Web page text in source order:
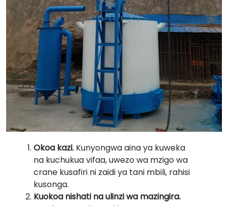
Okoa kazi.Kunyongwa aina ya kuweka
na kuchukua vifaa, uwezo wa mzigo wa
crane kusafiri ni zaidi ya tani mbili, rahisi
kusonga.
Kuokoa nishati na ulinzi wa mazingira.